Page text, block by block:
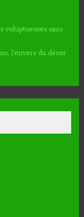
voluptueuses sans
l’envers du décor